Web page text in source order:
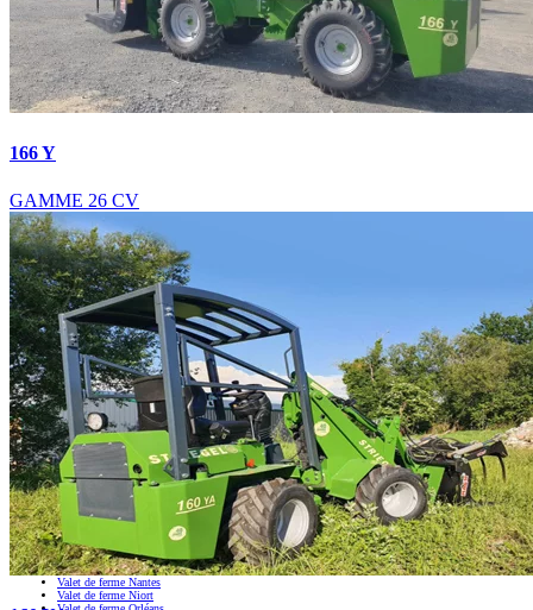
166 Y
GAMME 26 CV
Nous intervenons aussi :
Valet de ferme
Valet de ferme Alençon
Valet de ferme Angers
Valet de ferme Angoulême
Valet de ferme Aurillac
Valet de ferme Auxerre
Valet de ferme Beauvais
Valet de ferme Bordeaux
Valet de ferme Bourges
Valet de ferme Brest
Valet de ferme Caen
Valet de ferme Châteauroux
Valet de ferme Évreux
Valet de ferme La Roche-sur-Yon
Valet de ferme La Rochelle
Valet de ferme Laval
Valet de ferme Le Mans
Valet de ferme Limoges
Valet de ferme Melun
Valet de ferme Moulins
Valet de ferme Nantes
Valet de ferme Niort